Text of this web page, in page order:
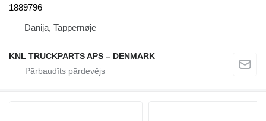
1889796
Dānija, Tappernøje
KNL TRUCKPARTS APS – DENMARK